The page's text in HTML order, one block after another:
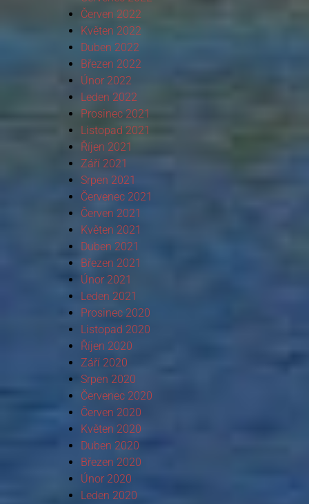
Červen 2022
Květen 2022
Duben 2022
Březen 2022
Únor 2022
Leden 2022
Prosinec 2021
Listopad 2021
Říjen 2021
Září 2021
Srpen 2021
Červenec 2021
Červen 2021
Květen 2021
Duben 2021
Březen 2021
Únor 2021
Leden 2021
Prosinec 2020
Listopad 2020
Říjen 2020
Září 2020
Srpen 2020
Červenec 2020
Červen 2020
Květen 2020
Duben 2020
Březen 2020
Únor 2020
Leden 2020